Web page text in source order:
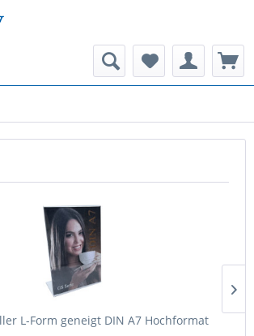
L-Form geneigt DIN A7 Hochformat